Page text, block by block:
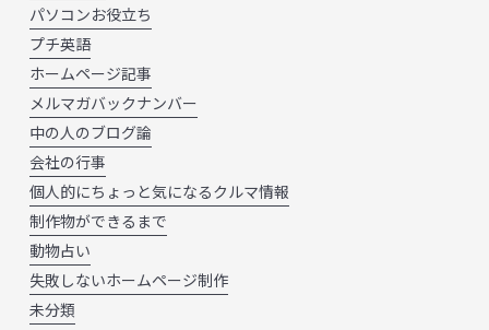
パソコンお役立ち
プチ英語
ホームページ記事
メルマガバックナンバー
中の人のブログ論
会社の行事
個人的にちょっと気になるクルマ情報
制作物ができるまで
動物占い
失敗しないホームページ制作
未分類